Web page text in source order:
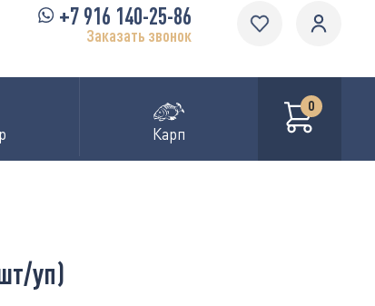
+7 916 140-25-86
Заказать звонок
Карп
0
уп)